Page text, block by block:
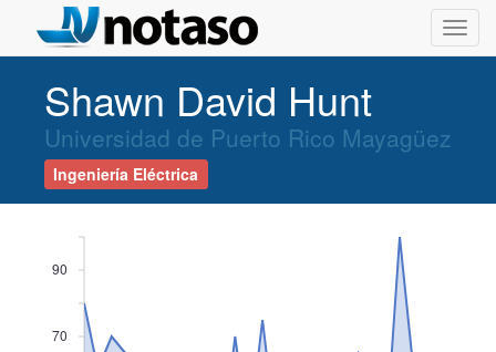
Shawn David Hunt
Universidad de Puerto Rico Mayagüez
Ingeniería Eléctrica
70
90